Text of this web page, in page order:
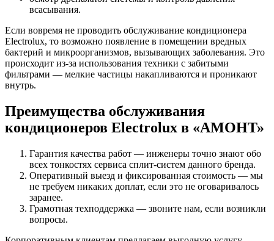
всасывания.
Если вовремя не проводить обслуживание кондиционера
Electrolux, то возможно появление в помещении вредных
бактерий и микроорганизмов, вызывающих заболевания. Это
происходит из-за использования техники с забитыми
фильтрами — мелкие частицы накапливаются и проникают
внутрь.
Преимущества обслуживания
кондиционеров Electrolux в «АМОНТ»
Гарантия качества работ — инженеры точно знают обо
всех тонкостях сервиса сплит-систем данного бренда.
Оперативный выезд и фиксированная стоимость — мы
не требуем никаких доплат, если это не оговаривалось
заранее.
Грамотная техподдержка — звоните нам, если возникли
вопросы.